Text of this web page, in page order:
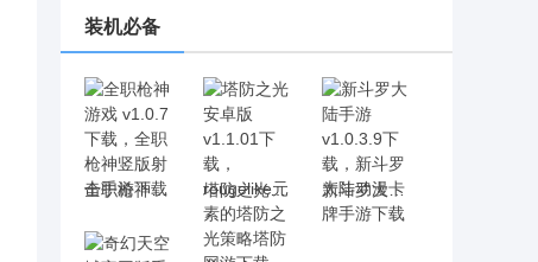
装机必备
全职枪神游戏 v1.0.7下载，全职枪神竖版射击手游下载 塔防之光安卓版 v1.1.01下载，rougelike元素的塔防之光策略塔防网游下载 新斗罗大陆手游 v1.0.3.9下载，新斗罗大陆动漫卡牌手游下载